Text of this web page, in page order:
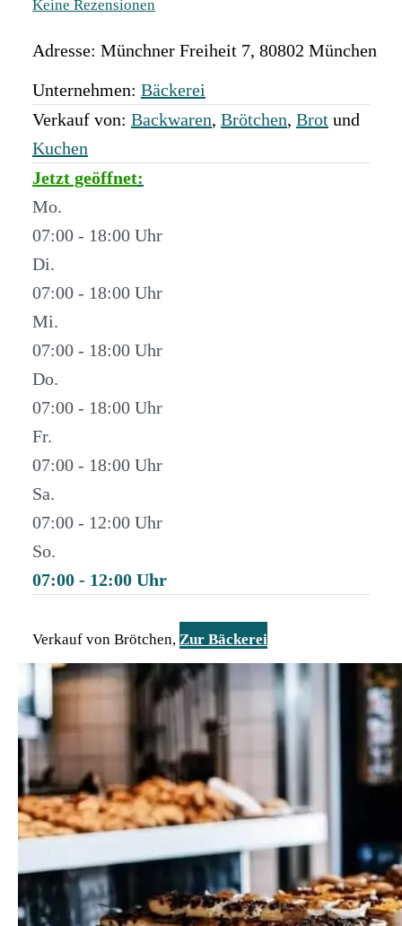
Keine Rezensionen
Adresse: Münchner Freiheit 7, 80802 München
Unternehmen: Bäckerei
Verkauf von: Backwaren, Brötchen, Brot und
Kuchen
Jetzt geöffnet:
Mo.
07:00 - 18:00
Di.
07:00 - 18:00
Mi.
07:00 - 18:00
Do.
07:00 - 18:00
Fr.
07:00 - 18:00
Sa.
07:00 - 12:00
So.
07:00 - 12:00
Verkauf von Brötchen, Zur Bäckerei